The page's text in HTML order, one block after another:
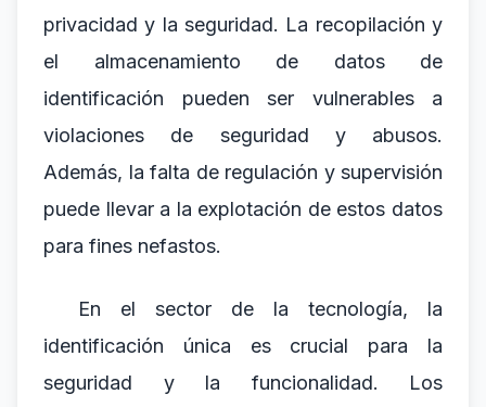
privacidad y la seguridad. La recopilación y
el almacenamiento de datos de
identificación pueden ser vulnerables a
violaciones de seguridad y abusos.
Además, la falta de regulación y supervisión
puede llevar a la explotación de estos datos
para fines nefastos.
En el sector de la tecnología, la
identificación única es crucial para la
seguridad y la funcionalidad. Los